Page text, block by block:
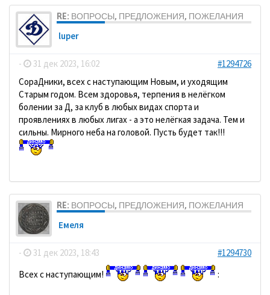
RE: ВОПРОСЫ, ПРЕДЛОЖЕНИЯ, ПОЖЕЛАНИЯ
luper
- 31 дек 2023, 16:02
#1294726
СораДники, всех с наступающим Новым, и уходящим
Старым годом. Всем здоровья, терпения в нелёгком
болении за Д, за клуб в любых видах спорта и
проявлениях в любых лигах - а это нелёгкая задача. Тем и
сильны. Мирного неба на головой. Пусть будет так!!!
RE: ВОПРОСЫ, ПРЕДЛОЖЕНИЯ, ПОЖЕЛАНИЯ
Емеля
- 31 дек 2023, 18:43
#1294730
Всех с наступающим!
: